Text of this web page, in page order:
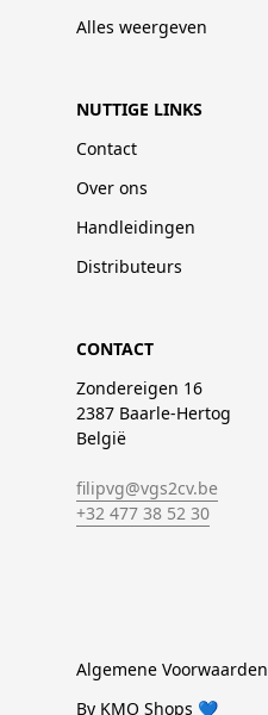
Alles weergeven
NUTTIGE LINKS
Contact
Over ons
Handleidingen
Distributeurs
CONTACT
Zondereigen 16
2387 Baarle-Hertog
België
filipvg@vgs2cv.be
+32 477 38 52 30
Algemene Voorwaarden
By KMO Shops 💙